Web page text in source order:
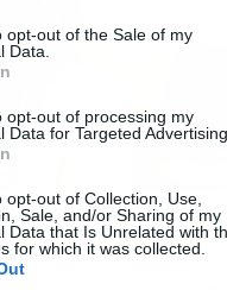
opt-out of the Sale of my
Data.
opt-out of processing my
Data for Targeted Advertising.
opt-out of Collection, Use,
Sale, and/or Sharing of my
Data that Is Unrelated with
for which it was collected.
y un grupo de WhatsApp roto |
confirmaron que